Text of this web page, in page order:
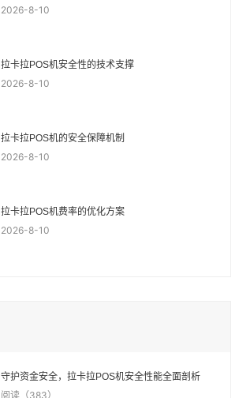
2026-8-10
拉卡拉POS机安全性的技术支撑
2026-8-10
拉卡拉POS机的安全保障机制
2026-8-10
拉卡拉POS机费率的优化方案
2026-8-10
守护资金安全，拉卡拉POS机安全性能全面剖析
阅读（383）